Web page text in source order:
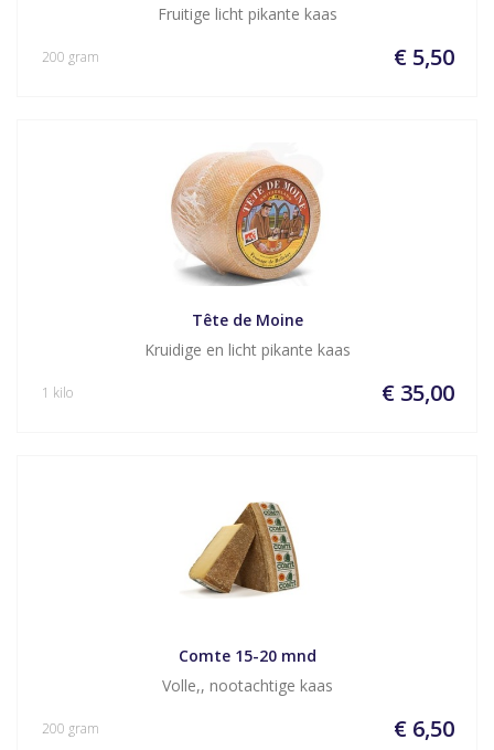
Fruitige licht pikante kaas
€ 5,50
200 gram
Tête de Moine
Kruidige en licht pikante kaas
€ 35,00
1 kilo
Comte 15-20 mnd
Volle,, nootachtige kaas
€ 6,50
200 gram